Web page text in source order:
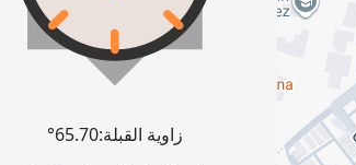
زاوية القبلة:65.70°